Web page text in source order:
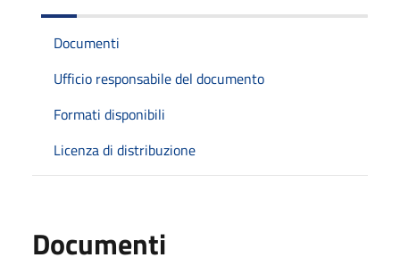
Documenti
Ufficio responsabile del documento
Formati disponibili
Licenza di distribuzione
Documenti